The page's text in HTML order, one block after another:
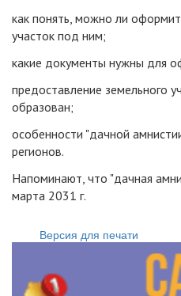
как понять, можно ли
участок под ним;
какие документы нужны для
предоставление земельного
образован;
особенности "дачной
регионов.
Напоминают, что "дачная
марта 2031 г.
Версия для печати